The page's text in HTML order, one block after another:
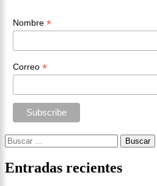
Nombre *
Correo *
Buscar:
Entradas recientes